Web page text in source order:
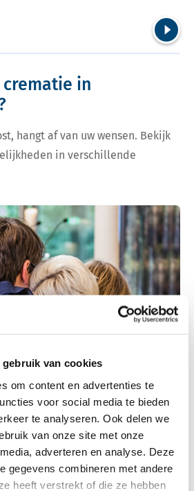
gebruik van cookies
om content en advertenties te
voor social media te bieden
te analyseren. Ook delen we
van onze site met onze
adverteren en analyse. Deze
gegevens combineren met andere
heeft verstrekt of die ze hebben
in
hangt af van uw wensen. Bekijk
in verschillende